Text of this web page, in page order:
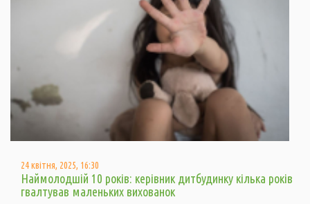
24 квітня, 2025, 16:30
Наймолодшій 10 років: керівник дитбудинку кілька років
гвалтував маленьких вихованок